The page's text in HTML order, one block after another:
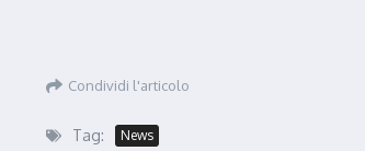
Condividi l'articolo
Tag: News